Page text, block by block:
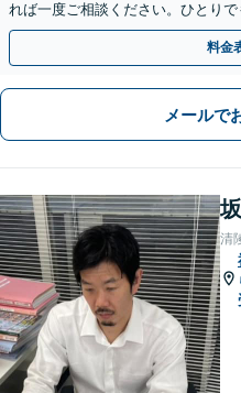
れば一度ご相談ください。ひとり
よう全力でサポートします【休日
料金
メールで
清